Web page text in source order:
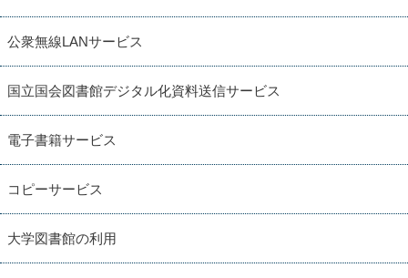
公衆無線LANサービス
国立国会図書館デジタル化資料送信サービス
電子書籍サービス
コピーサービス
大学図書館の利用